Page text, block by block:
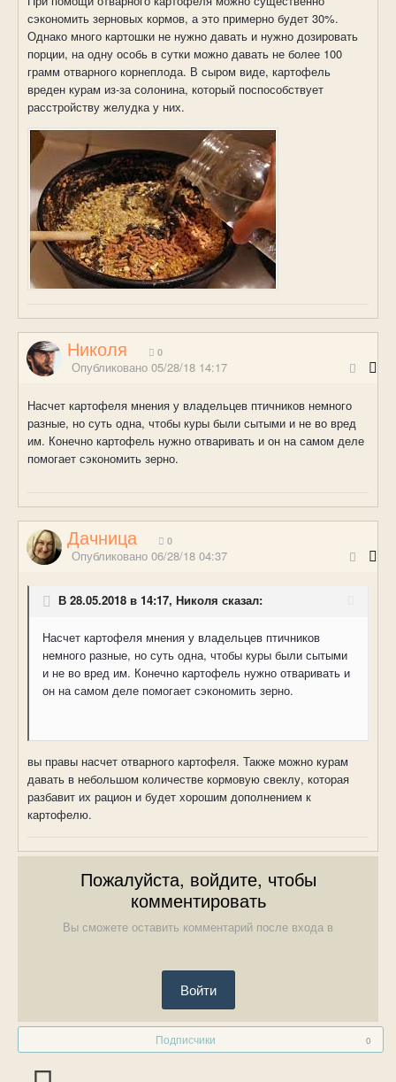
сэкономить зерновых кормов, а это примерно будет 30%.
Однако много картошки не нужно давать и нужно дозировать
порции, на одну особь в сутки можно давать не более 100
грамм отварного корнеплода. В сыром виде, картофель
вреден курам из-за солонина, который поспособствует
расстройству желудка у них.
Николя 0
Опубликовано 05/28/18 14:17
Насчет картофеля мнения у владельцев птичников немного
разные, но суть одна, чтобы куры были сытыми и не во вред
им. Конечно картофель нужно отваривать и он на самом деле
помогает сэкономить зерно.
Дачница 0
Опубликовано 06/28/18 04:37
В 28.05.2018 в 14:17, Николя сказал:
Насчет картофеля мнения у владельцев птичников
немного разные, но суть одна, чтобы куры были сытыми
и не во вред им. Конечно картофель нужно отваривать и
он на самом деле помогает сэкономить зерно.
вы правы насчет отварного картофеля. Также можно курам
давать в небольшом количестве кормовую свеклу, которая
разбавит их рацион и будет хорошим дополнением к
картофелю.
Пожалуйста, войдите, чтобы
комментировать
Вы сможете оставить комментарий после входа в
Войти
Подписчики 0